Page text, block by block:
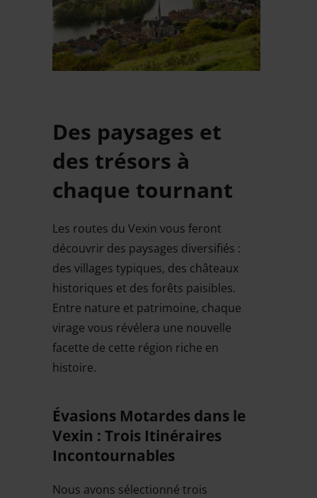
Des paysages et
des trésors à
chaque tournant
Les routes du Vexin vous feront
découvrir des paysages diversifiés :
des villages typiques, des châteaux
historiques et des forêts paisibles.
Entre nature et patrimoine, chaque
virage vous révélera une nouvelle
facette de cette région riche en
histoire.
Évasions Motardes dans le
Vexin : Trois Itinéraires
Incontournables
Nous avons sélectionné trois